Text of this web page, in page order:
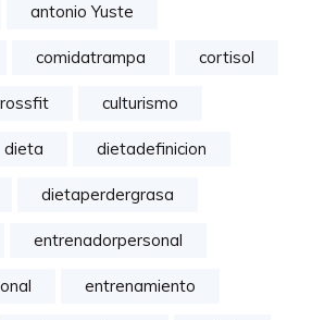
antonio Yuste
comidatrampa cortisol
culturismo
dieta dietadefinicion
dietaperdergrasa
entrenadorpersonal
entrenamiento